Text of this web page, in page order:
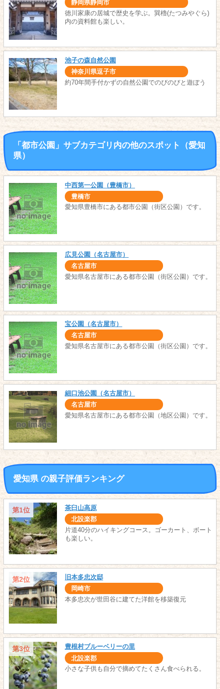
静岡県静岡市
徳川家康の居城で歴史を学ぶ。巽櫓(たつみやぐら)
内の資料館も楽しい。
池子の森自然公園
神奈川県逗子市
約70年間手付かずの自然公園でのびのびと遊ぼう
「都市公園」サブカテゴリ内の他のスポット（愛知
県）
中西第一公園（豊橋市）
豊橋市
愛知県豊橋市にある都市公園（街区公園）です。
広見公園（名古屋市）
名古屋市
愛知県名古屋市にある都市公園（街区公園）です。
宝公園（名古屋市）
名古屋市
愛知県名古屋市にある都市公園（街区公園）です。
細口池公園（名古屋市）
名古屋市
愛知県名古屋市にある都市公園（地区公園）です。
愛知県 の親子評価ランキング
第1位 茶臼山高原
北設楽郡
片道40分のハイキングコース。ゴーカート、ボート
も楽しい。
第2位 旧本多忠次邸
岡崎市
本多忠次が世田谷に建てた洋館を移築復元
第3位 豊根村ブルーベリーの里
北設楽郡
小さな子供も自分で摘めてたくさん食べられる。